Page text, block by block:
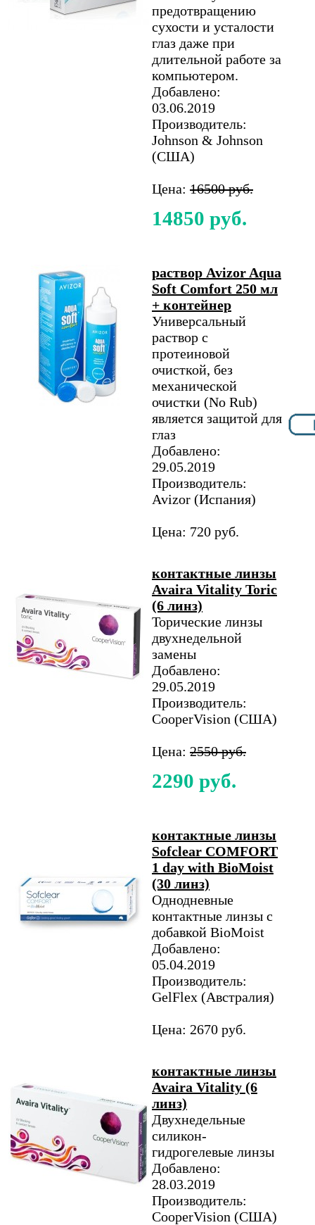
предотвращению
сухости и усталости
глаз даже при
длительной работе за
компьютером.
Добавлено:
03.06.2019
Производитель:
Johnson & Johnson
(США)
Цена: 16500 руб.
14850 руб.
раствор Avizor Aqua
Soft Comfort 250 мл
+ контейнер
Универсальный
раствор с
протеиновой
очисткой, без
механической
очистки (No Rub)
является защитой для
глаз
Добавлено:
29.05.2019
Производитель:
Avizor (Испания)
Цена: 720 руб.
контактные линзы
Avaira Vitality Toric
(6 линз)
Торические линзы
двухнедельной
замены
Добавлено:
29.05.2019
Производитель:
CooperVision (США)
Цена: 2550 руб.
2290 руб.
контактные линзы
Sofclear COMFORT
1 day with BioMoist
(30 линз)
Однодневные
контактные линзы с
добавкой BioMoist
Добавлено:
05.04.2019
Производитель:
GelFlex (Австралия)
Цена: 2670 руб.
контактные линзы
Avaira Vitality (6
линз)
Двухнедельные
силикон-
гидрогелевые линзы
Добавлено:
28.03.2019
Производитель:
CooperVision (США)